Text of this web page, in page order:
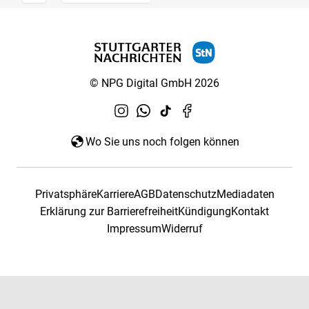
© NPG Digital GmbH 2026
Wo Sie uns noch folgen können
PrivatsphäreKarriereAGBDatenschutzMediadaten
Erklärung zur BarrierefreiheitKündigungKontakt
ImpressumWiderruf